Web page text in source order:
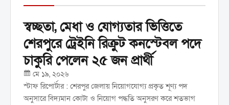
স্বচ্ছতা, মেধা ও যোগ্যতার ভিত্তিতে
শেরপুরে ট্রেইনি রিক্রুট কনস্টেবল পদে
চাকুরি পেলেন ২৫ জন প্রার্থী
মে ১৯, ২০২৬
স্টাফ রিপোর্টার : শেরপুর জেলায় নিয়োগযোগ্য প্রকৃত শূণ্য পদ
অনুসারে বিদ্যমান কোটা ও নিয়োগ পদ্ধতি অনুসরণ করে শতভাগ